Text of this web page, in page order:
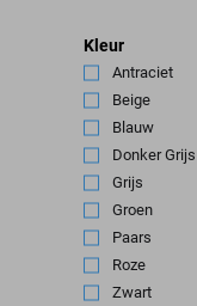
Kleur
Antraciet
Beige
Blauw
Donker Grijs
Grijs
Groen
Paars
Roze
Zwart